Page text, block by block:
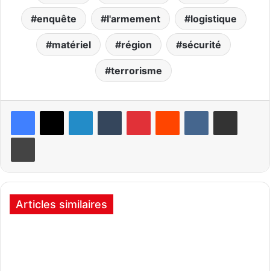
enquête l'armement logistique
matériel région sécurité
terrorisme
Articles similaires